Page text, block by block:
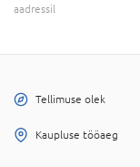
aadressil
Tellimuse olek
Kaupluse tööaeg